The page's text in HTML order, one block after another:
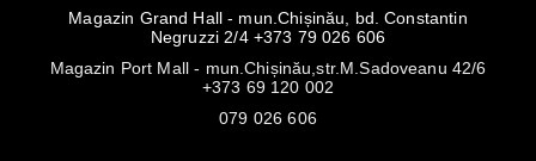
Magazin Grand Hall - mun.Chișinău, bd. Constantin
Negruzzi 2/4 +373 79 026 606
Magazin Port Mall - mun.Chișinău,str.M.Sadoveanu 42/6
+373 69 120 002
079 026 606